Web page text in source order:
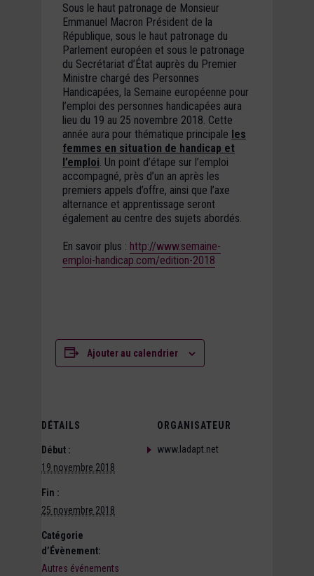
Sous le haut patronage de Monsieur
Emmanuel Macron Président de la
République, sous le haut patronage du
Parlement européen et sous le patronage
du Secrétariat d’État auprès du Premier
Ministre chargé des Personnes
Handicapées, la Semaine européenne pour
l’emploi des personnes handicapées aura
lieu du 19 au 25 novembre 2018. Cette
année aura pour thématique principale les
femmes en situation de handicap et
l’emploi . Un point d’étape sur l’emploi
accompagné, près d’un an après les
premiers appels d’offre, ainsi que l’axe
alternance et apprentissage seront
également au centre des sujets abordés.
En savoir plus : http://www.semaine-
emploi-handicap.com/edition-2018
Ajouter au calendrier
DÉTAILS
Début :
19 novembre 2018
Fin :
25 novembre 2018
Catégorie
d’Évènement:
Autres événements
ORGANISATEUR
www.ladapt.net